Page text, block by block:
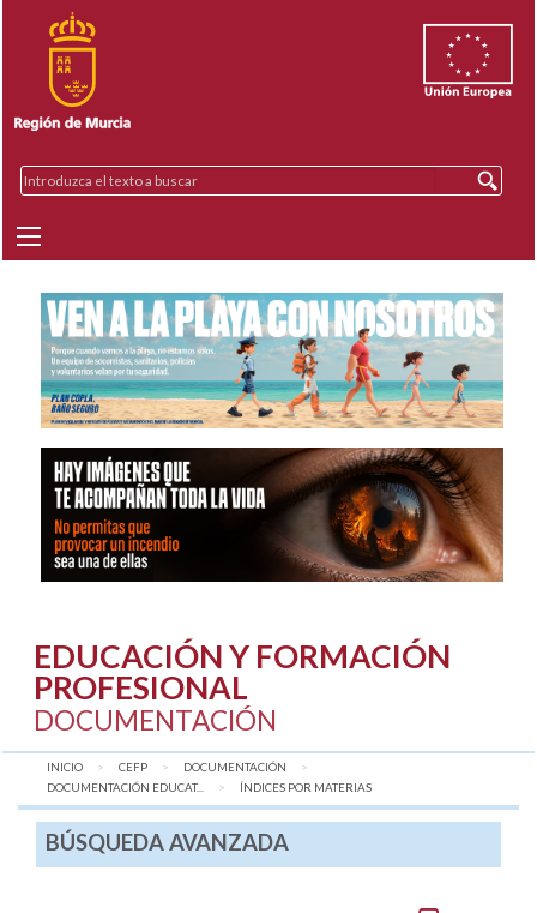
EDUCACIÓN Y FORMACIÓN
PROFESIONAL
DOCUMENTACIÓN
INICIO CEFP
DOCUMENTACIÓN
DOCUMENTACIÓN EDUCAT...
AQUÍ:
ÍNDICES POR MATERIAS
BÚSQUEDA AVANZADA